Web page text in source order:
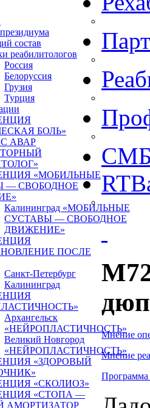
состав
реабилитологов
Россия
Белоруссия
Грузия
Турция
БОЛЬ»
АВАР
«МОБИЛЬНЫЕ
— СВОБОДНОЕ
Калининград «МОБИЛЬНЫЕ
СУСТАВЫ — СВОБОДНОЕ
ДВИЖЕНИЕ»
ПОСЛЕ
Санкт-Петербург
Калининград
Архангельск
«НЕЙРОПЛАСТИЧНОСТЬ»
Великий Новгород
«НЕЙРОПЛАСТИЧНОСТЬ»
«ЗДОРОВЫЙ
«СКОЛИОЗ»
«СТОПА —
АМОРТИЗАТОР
Мнение
Мнение
Программа